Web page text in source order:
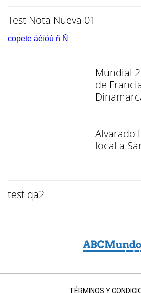
Test Nota Nueva 01
copete áéíóú ñ Ñ
Mundial
de
Alvarado
local a
test qa2
TÉRMINOS Y